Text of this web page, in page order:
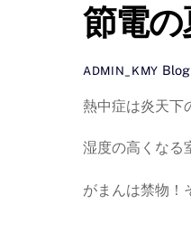
節電
ADMIN_KMY Blog,
熱中症は炎天下
湿度の高くなる
がまんは禁物！